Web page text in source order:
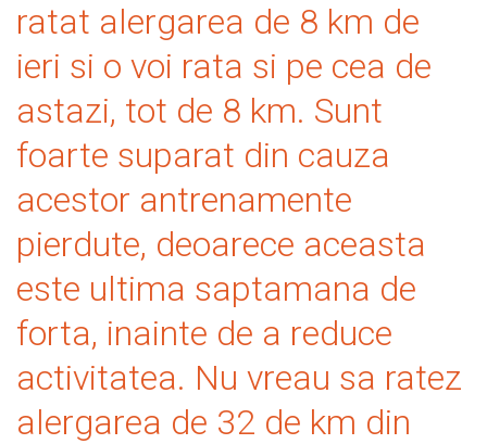
ratat alergarea de 8 km de
ieri si o voi rata si pe cea de
astazi, tot de 8 km. Sunt
foarte suparat din cauza
acestor antrenamente
pierdute, deoarece aceasta
este ultima saptamana de
forta, inainte de a reduce
activitatea. Nu vreau sa ratez
alergarea de 32 de km din